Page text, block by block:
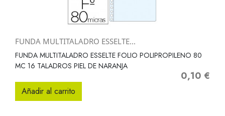
FUNDA MULTITALADRO ESSELTE...
FUNDA MULTITALADRO ESSELTE FOLIO POLIPROPILENO 80
MC 16 TALADROS PIEL DE NARANJA
Precio
0,10 €
Añadir al carrito